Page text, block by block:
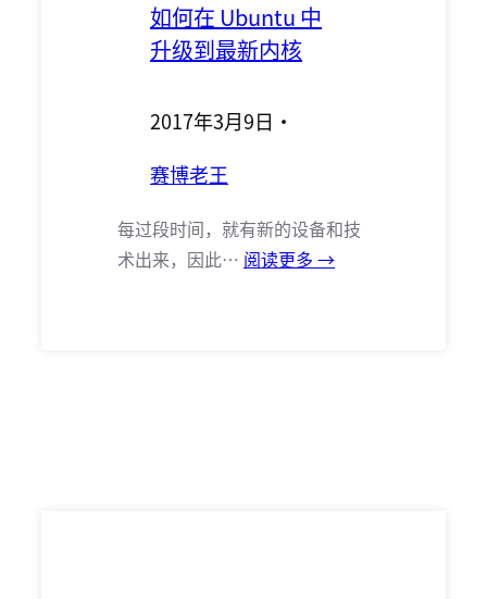
如何在 Ubuntu 中
升级到最新内核
2017年3月9日 ·
赛博老王
每过段时间，就有新的设备和技
术出来，因此… 阅读更多 →